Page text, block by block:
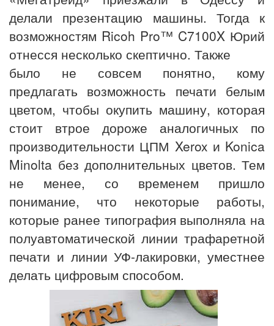
делали презентацию машины. Тогда к
возможностям Ricoh Pro™ C7100X Юрий
отнесся несколько скептично. Также
было не совсем понятно, кому
предлагать возможность печати белым
цветом, чтобы окупить машину, которая
стоит втрое дороже аналогичных по
производительности ЦПМ Xerox и Konica
Minolta без дополнительных цветов. Тем
не менее, со временем пришло
понимание, что некоторые работы,
которые ранее типография выполняла на
полуавтоматической линии трафаретной
печати и линии УФ-лакировки, уместнее
делать цифровым способом.